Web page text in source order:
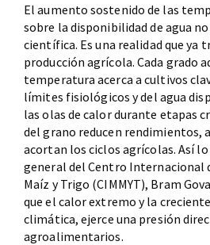
El aumento sostenido de las
sobre la disponibilidad de agua
científica. Es una realidad que ya
producción agrícola. Cada grado
temperatura acerca a cultivos
límites fisiológicos y del agua
las olas de calor durante etapas
del grano reducen rendimientos,
acortan los ciclos agrícolas. Así
general del Centro Internacional
Maíz y Trigo (CIMMYT), Bram
que el calor extremo y la
climática, ejerce una presión
agroalimentarios.